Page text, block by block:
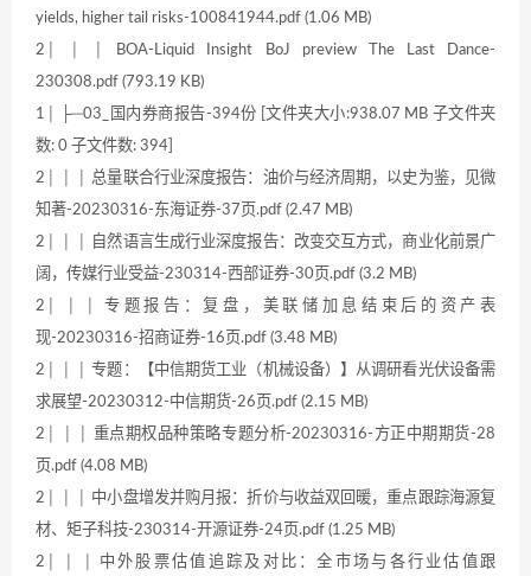
yields, higher tail risks-100841944.pdf (1.06 MB)
2│ │ │ BOA-Liquid Insight BoJ preview The Last Dance-
230308.pdf (793.19 KB)
1│ ├─03_国内券商报告-394份 [文件夹大小:938.07 MB 子文件夹
数: 0 子文件数: 394]
2│ │ │ 总量联合行业深度报告：油价与经济周期，以史为鉴，见微
知著-20230316-东海证券-37页.pdf (2.47 MB)
2│ │ │ 自然语言生成行业深度报告：改变交互方式，商业化前景广
阔，传媒行业受益-230314-西部证券-30页.pdf (3.2 MB)
2│ │ │ 专题报告：复盘，美联储加息结束后的资产表
现-20230316-招商证券-16页.pdf (3.48 MB)
2│ │ │ 专题：【中信期货工业（机械设备）】从调研看光伏设备需
求展望-20230312-中信期货-26页.pdf (2.15 MB)
2│ │ │ 重点期权品种策略专题分析-20230316-方正中期期货-28
页.pdf (4.08 MB)
2│ │ │ 中小盘增发并购月报：折价与收益双回暖，重点跟踪海源复
材、矩子科技-230314-开源证券-24页.pdf (1.25 MB)
2│ │ │ 中外股票估值追踪及对比：全市场与各行业估值跟